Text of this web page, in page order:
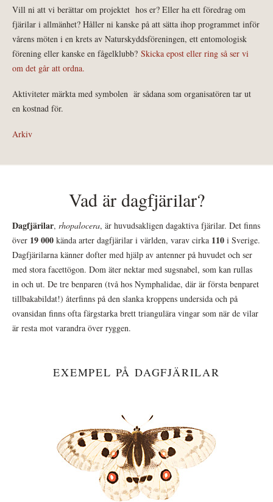
Vill ni att vi berättar om projektet hos er? Eller ha ett föredrag om
fjärilar i allmänhet? Håller ni kanske på att sätta ihop programmet inför
vårens möten i en krets av Naturskyddsföreningen, ett entomologisk
förening eller kanske en fågelklubb? Skicka epost eller ring så ser vi
om det går att ordna.
Aktiviteter märkta med symbolen är sådana som organisatören tar ut
en kostnad för.
Arkiv
Vad är dagfjärilar?
Dagfjärilar, rhopalocera, är huvudsakligen dagaktiva fjärilar. Det finns
över 19 000 kända arter dagfjärilar i världen, varav cirka 110 i Sverige.
Dagfjärilarna känner dofter med hjälp av antenner på huvudet och ser
med stora facettögon. Dom äter nektar med sugsnabel, som kan rullas
in och ut. De tre benparen (två hos Nymphalidae, där är första benparet
tillbakabildat!) återfinns på den slanka kroppens undersida och på
ovansidan finns ofta färgstarka brett triangulära vingar som när de vilar
är resta mot varandra över ryggen.
EXEMPEL PÅ DAGFJÄRILAR